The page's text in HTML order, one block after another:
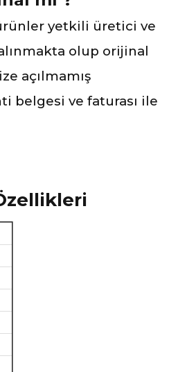
yetkili üretici ve
olup orijinal
açılmamış
belgesi ve faturası ile